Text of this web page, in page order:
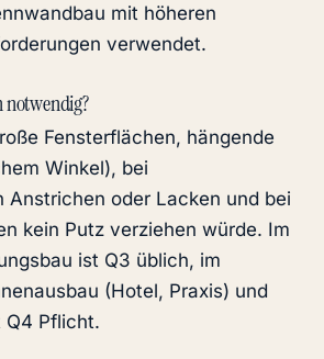
mit höheren
verwendet.
notwendig?
Fensterflächen, hängende
Winkel), bei
Anstrichen oder Lacken und bei
kein Putz verziehen würde. Im
ist Q3 üblich, im
(Hotel, Praxis) und
Q4 Pflicht.